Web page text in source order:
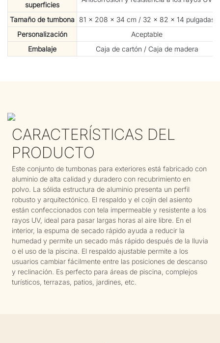
superficies
Tamaño de tumbona
81 × 208 × 34 cm / 32 × 82 × 14 pulgadas
Personalización
Aceptable
Embalaje
Caja de cartón / Caja de madera
CARACTERÍSTICAS DEL
PRODUCTO
Este conjunto de tumbonas para exteriores está fabricado con
aluminio de alta calidad y duradero con recubrimiento en
polvo. La sólida estructura de aluminio presenta un perfil
robusto y arquitectónico. El respaldo y el cojín del asiento
están confeccionados con tela impermeable y resistente a los
rayos UV, ideal para pasar largas horas al aire libre. En el
interior, la espuma de secado rápido ayuda a reducir la
humedad y permite un secado más rápido después de la lluvia
o el uso de la piscina. El respaldo ajustable permite a los
usuarios cambiar fácilmente entre las posiciones de descanso
y reclinación. Es perfecto para áreas de piscina, complejos
turísticos, terrazas, patios, jardines, etc.